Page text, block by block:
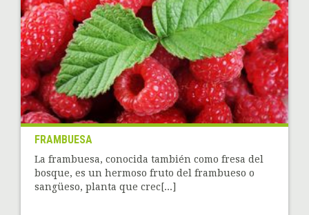
FRAMBUESA
La frambuesa, conocida también como fresa del
bosque, es un hermoso fruto del frambueso o
sangüeso, planta que crec[...]